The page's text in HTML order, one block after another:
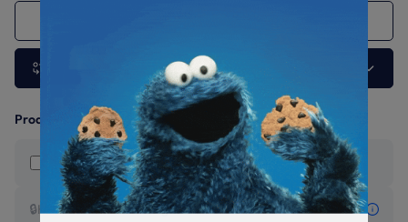
Andere Ausführung wählen
Produktinformationen
Montage- und Betriebsanleitung
🔒Konformitätserklärung